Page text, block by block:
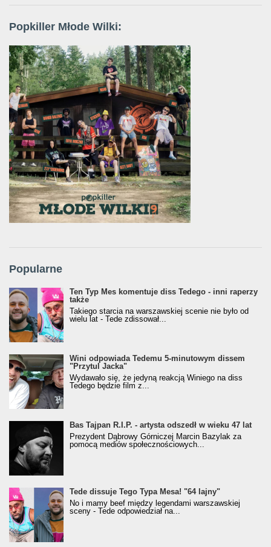
Popkiller Młode Wilki:
Popularne
Ten Typ Mes komentuje diss Tedego - inni raperzy
także
Takiego starcia na warszawskiej scenie nie było od
wielu lat - Tede zdissował...
Wini odpowiada Tedemu 5-minutowym dissem
"Przytul Jacka"
Wydawało się, że jedyną reakcją Winiego na diss
Tedego będzie film z...
Bas Tajpan R.I.P. - artysta odszedł w wieku 47 lat
Prezydent Dąbrowy Górniczej Marcin Bazylak za
pomocą mediów społecznościowych...
Tede dissuje Tego Typa Mesa! "64 lajny"
No i mamy beef między legendami warszawskiej
sceny - Tede odpowiedział na...